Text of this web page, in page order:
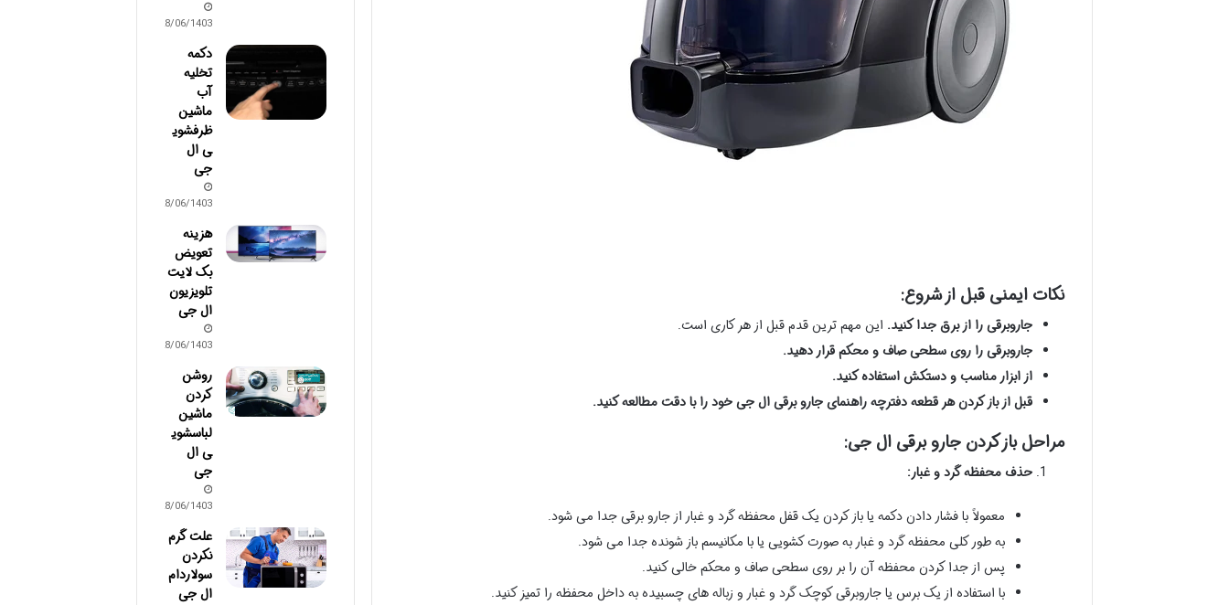
نکات ایمنی قبل از شروع:
جاروبرقی را از برق جدا کنید. این مهم ترین قدم قبل از هر کاری است.
جاروبرقی را روی سطحی صاف و محکم قرار دهید.
از ابزار مناسب و دستکش استفاده کنید.
قبل از باز کردن هر قطعه دفترچه راهنمای جارو برقی ال جی خود را با دقت مطالعه کنید.
مراحل باز کردن جارو برقی ال جی:
حذف محفظه گرد و غبار:
معمولاً با فشار دادن دکمه یا باز کردن یک قفل محفظه گرد و غبار از جارو برقی جدا می شود.
به طور کلی محفظه گرد و غبار به صورت کشویی یا با مکانیسم باز شونده جدا می شود.
پس از جدا کردن محفظه آن را بر روی سطحی صاف و محکم خالی کنید.
با استفاده از یک برس یا جاروبرقی کوچک گرد و غبار و زباله های چسبیده به داخل محفظه را تمیز کنید.
28/06/1403
دکمه
تخلیه
آب
ماشین
ظرفشوی
ی ال
جی
28/06/1403
هزینه
تعویض
بک لایت
تلویزیون
ال جی
28/06/1403
روشن
کردن
ماشین
لباسشوی
ی ال
جی
28/06/1403
علت گرم
نکردن
سولاردام
ال جی